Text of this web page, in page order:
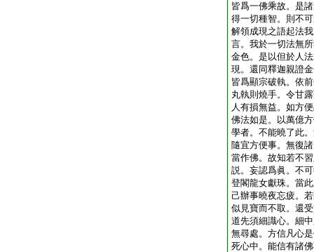
皆爲一佛乘故。是
得一切種智。則不
解領成現之語起法
言。我於一切法無
金色。是以但於人
現。還同釋迦親證
皆爲顯宗破執。依
丸執則燒手。令甘
人有損無益。如方
佛法如是。以萬億
學者。不能曉了此
隨宜方便事。無復
當作佛。故知若不
説。妄認爲眞。不
登閣龍女獻珠。當
己辦事曉夜忘疲。
似見寶而不取。還
道先須細識心。細
無尋處。方信凡心
死心中。能信有諸